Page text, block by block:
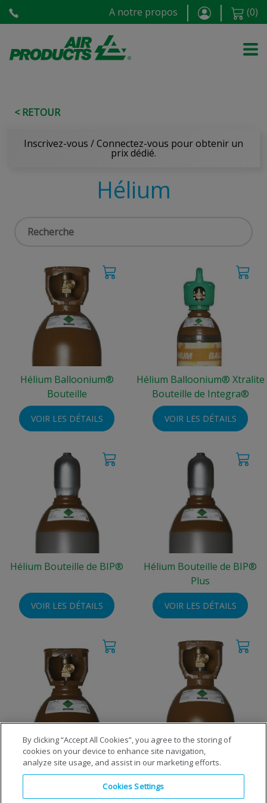
A notre propos (0)
< RETOUR
Inscrivez-vous / Connectez-vous pour obtenir un
prix dédié.
Hélium
Hélium Balloonium®
Bouteille
VOIR LES DÉTAILS
Hélium Balloonium® Xtralite
Bouteille de Integra®
VOIR LES DÉTAILS
Hélium Bouteille de BIP®
VOIR LES DÉTAILS
Hélium Bouteille de BIP®
Plus
VOIR LES DÉTAILS
Hélium Premier Hélium Technique
By clicking “Accept All Cookies”, you agree to the storing of
cookies on your device to enhance site navigation,
analyze site usage, and assist in our marketing efforts.
Cookies Settings